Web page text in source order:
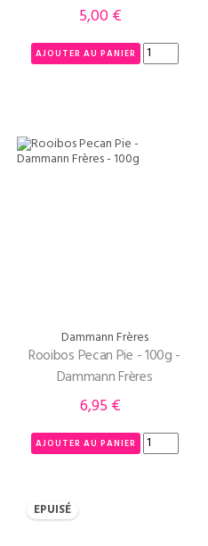
Prix
5,00 €
AJOUTER AU PANIER
Dammann Frères
Rooibos Pecan Pie - 100g -
Dammann Frères
Prix
6,95 €
AJOUTER AU PANIER
EPUISÉ